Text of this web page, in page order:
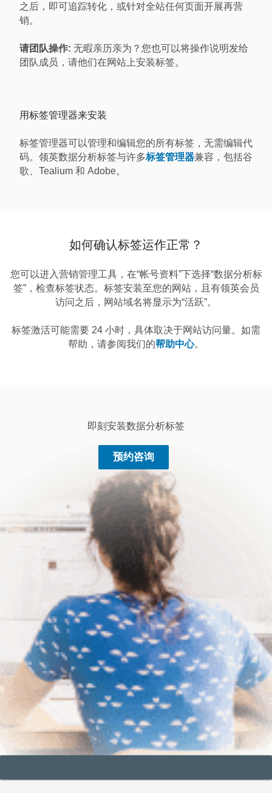
之后，即可追踪转化，或针对全站任何页面开展再营
销。
请团队操作: 无暇亲历亲为？您也可以将操作说明发给
团队成员，请他们在网站上安装标签。
用标签管理器来安装
标签管理器可以管理和编辑您的所有标签，无需编辑代
码。领英数据分析标签与许多标签管理器兼容，包括谷
歌、Tealium 和 Adobe。
如何确认标签运作正常？
您可以进入营销管理工具，在“帐号资料”下选择“数据分析标
签”，检查标签状态。标签安装至您的网站，且有领英会员
访问之后，网站域名将显示为“活跃”。
标签激活可能需要 24 小时，具体取决于网站访问量。如需
帮助，请参阅我们的帮助中心。
即刻安装数据分析标签
预约咨询